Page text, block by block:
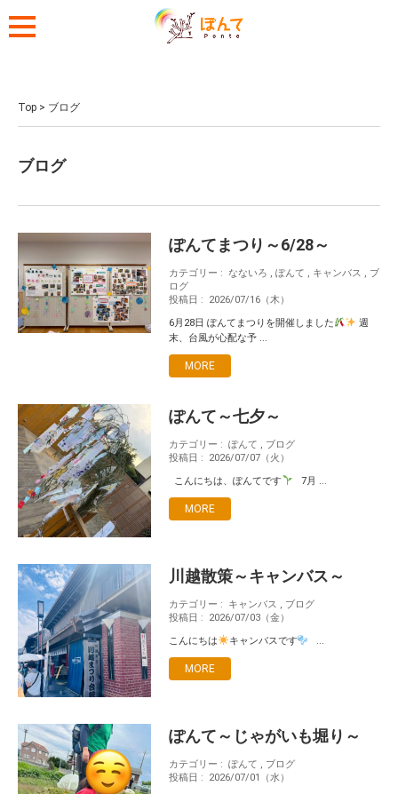
Top > ブログ
ブログ
ぽんてまつり～6/28～
カテゴリー : なないろ , ぽんて , キャンバス , ブ
ログ
投稿日 :
2026/07/16（木）
6月28日 ぽんてまつりを開催しました
週
末、台風が心配な予 ...
MORE
ぽんて～七夕～
カテゴリー : ぽんて , ブログ
投稿日 :
2026/07/07（火）
こんにちは、ぽんてです
7月 ...
MORE
川越散策～キャンバス～
カテゴリー : キャンバス , ブログ
投稿日 :
2026/07/03（金）
こんにちは
キャンバスです ...
MORE
ぽんて～じゃがいも堀り～
カテゴリー : ぽんて , ブログ
投稿日 :
2026/07/01（水）